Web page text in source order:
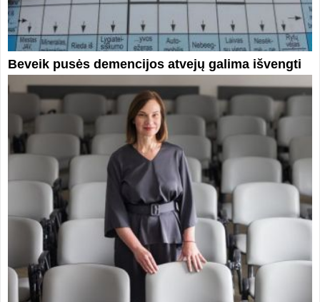
Beveik pusės demencijos atvejų galima išvengti